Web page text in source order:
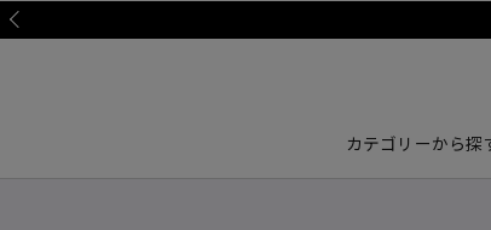
カテゴリーから探